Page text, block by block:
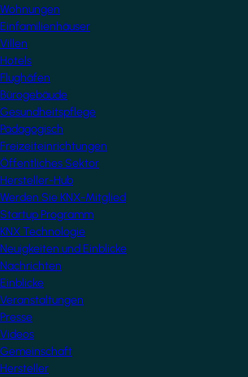
Wohnungen
Einfamilienhäuser
Villen
Hotels
Flughäfen
Bürogebäude
Gesundheitspflege
Pädagogisch
Freizeiteinrichtungen
Öffentliches Sektor
Hersteller-Hub
Werden Sie KNX-Mitglied
Startup Programm
KNX Technologie
Neuigkeiten und Einblicke
Nachrichten
Einblicke
Veranstaltungen
Presse
Videos
Gemeinschaft
Hersteller